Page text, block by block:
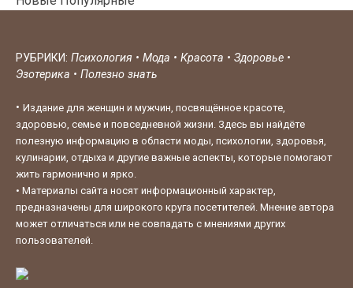
РУБРИКИ: Психология • Мода • Красота • Здоровье •
Эзотерика • Полезно знать
• Издание для женщин и мужчин, посвящённое красоте,
здоровью, семье и повседневной жизни. Здесь вы найдёте
полезную информацию в области моды, психологии, здоровья,
кулинарии, отдыха и другие важные аспекты, которые помогают
жить гармонично и ярко.
• Материалы сайта носят информационный характер,
предназначены для широкого круга посетителей. Мнение автора
может отличаться или не совпадать с мнениями других
пользователей.